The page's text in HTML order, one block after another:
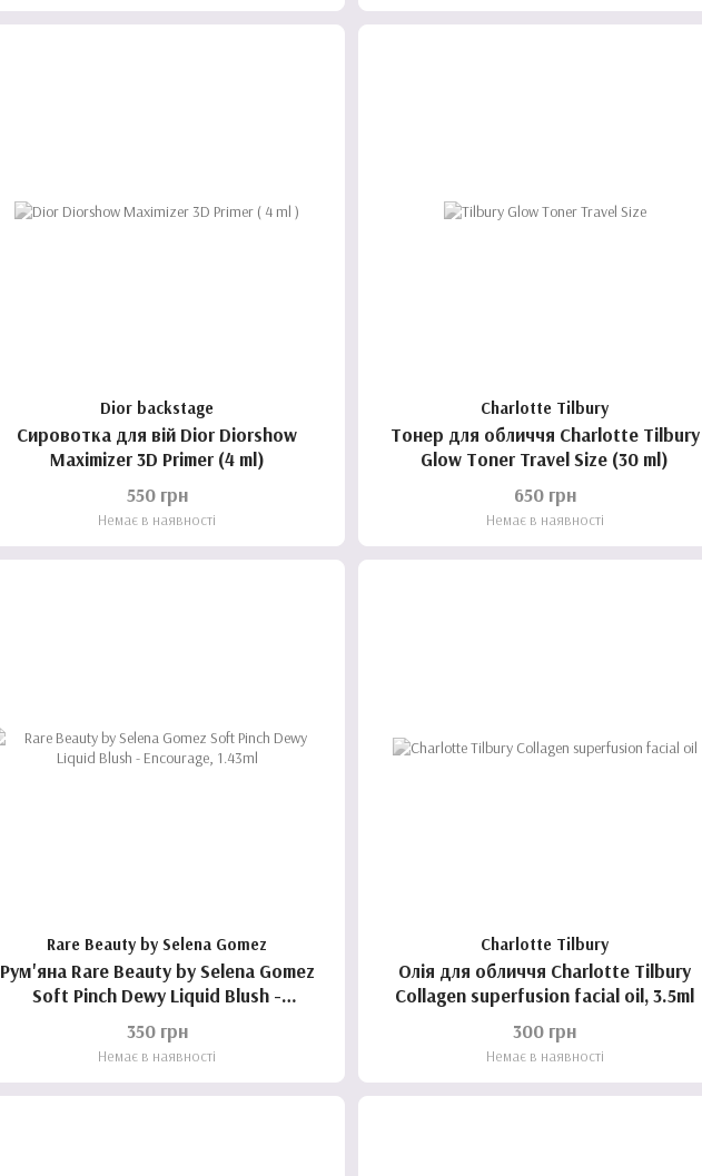
Dior backstage
Сировотка для вій Dior Diorshow
Maximizer 3D Primer (4 ml)
550 грн
Немає в наявності
Charlotte Tilbury
Тонер для обличчя Charlotte Tilbury
Glow Toner Travel Size (30 ml)
650 грн
Немає в наявності
Rare Beauty by Selena Gomez
Рум'яна Rare Beauty by Selena Gomez
Soft Pinch Dewy Liquid Blush -
350 грн
Немає в наявності
Charlotte Tilbury
Олія для обличчя Charlotte Tilbury
Collagen superfusion facial oil, 3.5ml
300 грн
Немає в наявності